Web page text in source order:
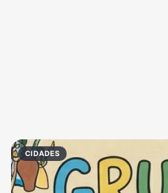
CIDADES